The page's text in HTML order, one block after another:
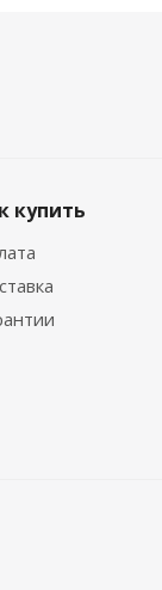
купить